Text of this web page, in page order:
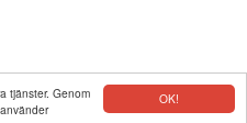
OK!
tjänster. Genom
| Kontakt|Integritet|